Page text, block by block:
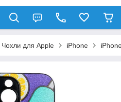
Чохли для Apple iPhone